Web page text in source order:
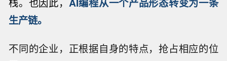
生产链。
不同的企业，正根据自身的特点，抢占相应的位